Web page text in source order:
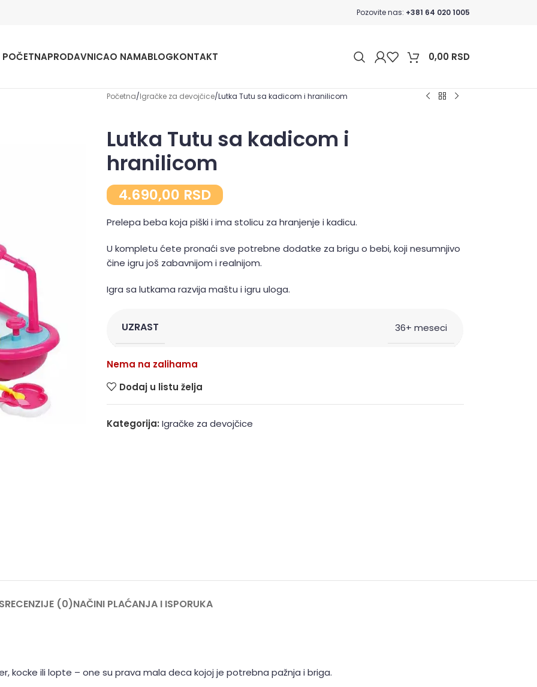
Pozovite nas: +381 64 020 1005
POČETNAPRODAVNICAO NAMABLOGKONTAKT 0,00 RSD
Početna Igračke za devojčice Lutka Tutu sa kadicom i hranilicom
Lutka Tutu sa kadicom i
hranilicom
4.690,00 RSD
Prelepa beba koja piški i ima stolicu za hranjenje i kadicu.
U kompletu ćete pronaći sve potrebne dodatke za brigu o bebi, koji nesumnjivo
čine igru još zabavnijom i realnijom.
Igra sa lutkama razvija maštu i igru uloga.
UZRAST 36+ meseci
Nema na zalihama
Dodaj u listu želja
Kategorija: Igračke za devojčice
RECENZIJE (0)NAČINI PLAĆANJA I ISPORUKA
kocke ili lopte – one su prava mala deca kojoj je potrebna pažnja i briga.